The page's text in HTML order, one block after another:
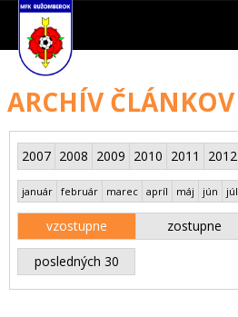
ARCHÍV ČLÁNKOV
2007 2008 2009 2010 2011 2012
január február marec apríl máj jún júl
vzostupne zostupne
posledných 30